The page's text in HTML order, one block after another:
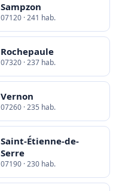
Sampzon
07120 · 241 hab.
Rochepaule
07320 · 237 hab.
Vernon
07260 · 235 hab.
Saint-Étienne-de-
Serre
07190 · 230 hab.